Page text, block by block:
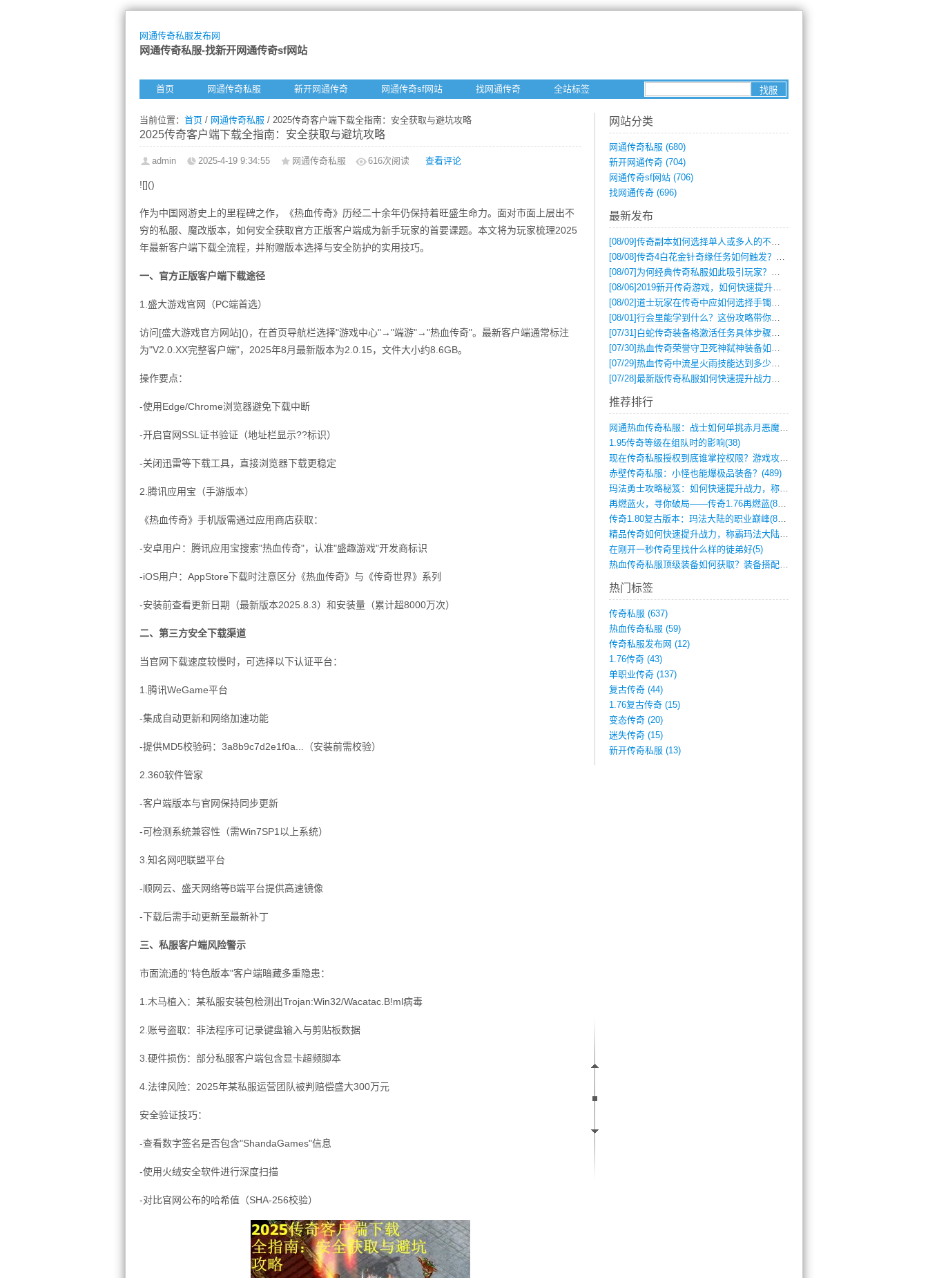
网通传奇私服发布网
网通传奇私服-找新开网通传奇sf网站
首页 网通传奇私服 新开网通传奇 网通传奇sf网站 找网通传奇 全站标签
当前位置： 首页 / 网通传奇私服 / 2025传奇客户端下载全指南：安全获取与避坑攻略
2025传奇客户端下载全指南：安全获取与避坑攻略
admin 2025-4-19 9:34:55 网通传奇私服 616次阅读 查看评论
![]()
作为中国网游史上的里程碑之作，《热血传奇》历经二十余年仍保持着旺盛生命力。面对市面上层出不
穷的私服、魔改版本，如何安全获取官方正版客户端成为新手玩家的首要课题。本文将为玩家梳理2025
年最新客户端下载全流程，并附赠版本选择与安全防护的实用技巧。
一、官方正版客户端下载途径
1.盛大游戏官网（PC端首选）
访问[盛大游戏官方网站]()，在首页导航栏选择"游戏中心"→"端游"→"热血传奇"。最新客户端通常标注
为"V2.0.XX完整客户端"，2025年8月最新版本为2.0.15，文件大小约8.6GB。
操作要点：
-使用Edge/Chrome浏览器避免下载中断
-开启官网SSL证书验证（地址栏显示??标识）
-关闭迅雷等下载工具，直接浏览器下载更稳定
2.腾讯应用宝（手游版本）
《热血传奇》手机版需通过应用商店获取：
-安卓用户：腾讯应用宝搜索"热血传奇"，认准"盛趣游戏"开发商标识
-iOS用户：AppStore下载时注意区分《热血传奇》与《传奇世界》系列
-安装前查看更新日期（最新版本2025.8.3）和安装量（累计超8000万次）
二、第三方安全下载渠道
当官网下载速度较慢时，可选择以下认证平台：
1.腾讯WeGame平台
-集成自动更新和网络加速功能
-提供MD5校验码：3a8b9c7d2e1f0a...（安装前需校验）
2.360软件管家
-客户端版本与官网保持同步更新
-可检测系统兼容性（需Win7SP1以上系统）
3.知名网吧联盟平台
-顺网云、盛天网络等B端平台提供高速镜像
-下载后需手动更新至最新补丁
三、私服客户端风险警示
市面流通的"特色版本"客户端暗藏多重隐患：
1.木马植入：某私服安装包检测出Trojan:Win32/Wacatac.B!ml病毒
2.账号盗取：非法程序可记录键盘输入与剪贴板数据
3.硬件损伤：部分私服客户端包含显卡超频脚本
4.法律风险：2025年某私服运营团队被判赔偿盛大300万元
安全验证技巧：
-查看数字签名是否包含"ShandaGames"信息
-使用火绒安全软件进行深度扫描
-对比官网公布的哈希值（SHA-256校验）
网站分类
网通传奇私服 (680)
新开网通传奇 (704)
网通传奇sf网站 (706)
找网通传奇 (696)
最新发布
[08/09]传奇副本如何选择单人或多人的不同模式？
[08/08]传奇4白花金针奇缘任务如何触发？完整攻略解析
[08/07] 为何经典传奇私服如此吸引玩家？深度攻略解析
[08/06]2019新开传奇游戏，如何快速提升角色等级？
[08/02]道士玩家在传奇中应如何选择手镯装备？
[08/01]行会里能学到什么？这份攻略带你全掌握
[07/31] 白蛇传奇装备格激活任务具体步骤是什么？如何完成？
[07/30]热血传奇荣誉守卫死神弑神装备如何获取与佩戴攻略？
[07/29]热血传奇中流星火雨技能达到多少级可以开始练装备？
[07/28]最新版传奇私服如何快速提升战力与获取稀有装备？
推荐排行
网通热血传奇私服：战士如何单挑赤月恶魔？(311)
1.95传奇等级在组队时的影响(38)
现在传奇私服授权到底谁掌控权限？游戏攻略(789)
赤壁传奇私服：小怪也能爆极品装备？(489)
玛法勇士攻略秘笈：如何快速提升战力，称霸(717)
再燃蓝火，寻你破局——传奇1.76再燃蓝(893)
传奇1.80复古版本：玛法大陆的职业巅峰(873)
精品传奇如何快速提升战力，称霸玛法大陆？(392)
在刚开一秒传奇里找什么样的徒弟好(5)
热血传奇私服顶级装备如何获取？装备搭配与(688)
热门标签
传奇私服 (637)
热血传奇私服 (59)
传奇私服发布网 (12)
1.76传奇 (43)
单职业传奇 (137)
复古传奇 (44)
1.76复古传奇 (15)
变态传奇 (20)
迷失传奇 (15)
新开传奇私服 (13)